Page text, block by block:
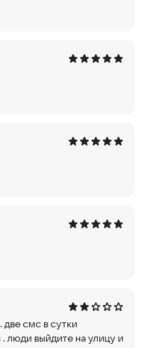
две смс в сутки
люди выйдите на улицу и